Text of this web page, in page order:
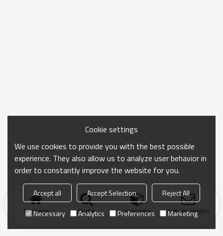
Startseite Suche Kategorie Anfrage senden
Cookie settings
We use cookies to provide you with the best possible
experience. They also allow us to analyze user behavior in
order to constantly improve the website for you.
Accept all Accept Selection
Reject All
Necessary
Analytics Preferences Marketing